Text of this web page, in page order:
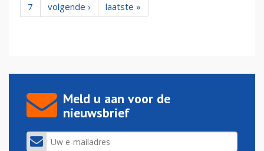
7
volgende › laatste »
Meld u aan voor de
nieuwsbrief